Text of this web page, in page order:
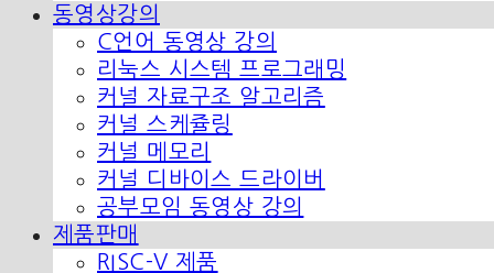
동영상강의
C언어 동영상 강의
리눅스 시스템 프로그래밍
커널 자료구조 알고리즘
커널 스케쥴링
커널 메모리
커널 디바이스 드라이버
공부모임 동영상 강의
제품판매
RISC-V 제품